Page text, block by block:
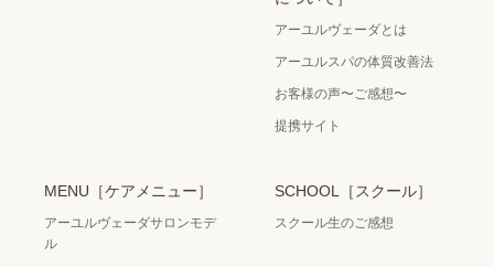
アーユルヴェーダとは
アーユルスパの体質改善法
お客様の声〜ご感想〜
提携サイト
MENU［ケアメニュー］
アーユルヴェーダサロンモデ
ル
SCHOOL［スクール］
スクール生のご感想